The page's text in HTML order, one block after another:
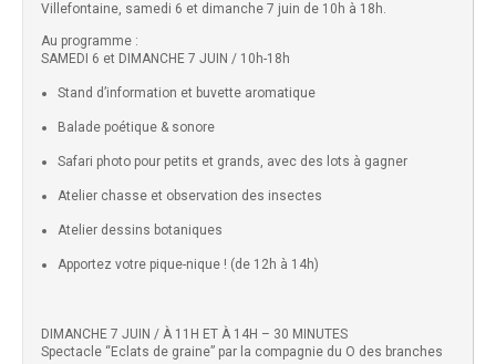
Villefontaine, samedi 6 et dimanche 7 juin de 10h à 18h.
Au programme :
SAMEDI 6 et DIMANCHE 7 JUIN / 10h-18h
Stand d’information et buvette aromatique
Balade poétique & sonore
Safari photo pour petits et grands, avec des lots à gagner
Atelier chasse et observation des insectes
Atelier dessins botaniques
Apportez votre pique-nique ! (de 12h à 14h)
DIMANCHE 7 JUIN / À 11H ET À 14H – 30 MINUTES
Spectacle “Eclats de graine” par la compagnie du O des branches